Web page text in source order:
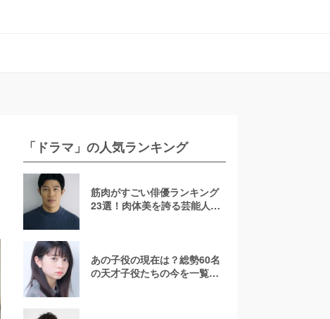
「ドラマ」の人気ランキング
筋肉がすごい俳優ランキング
23選！肉体美を誇る芸能人を
あの子役の現在は？総勢60名
の天才子役たちの今を一覧で